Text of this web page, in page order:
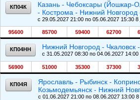
КП04К
Казань - Чебоксары (Йошкар-
- Кострома - Нижний Новгород
c 29.05.2027 21:00 по 05.06.2027 15:30
95600 85700 59400 62700
КП04НН Нижний Новгород -
c 31.05.2027 08:30 по 04.06.2027
56900 51000 35300 37300
КП04Я
Ярославль - Рыбинск -
Козьмодемьянск - Нижний
c 01.06.2027 21:00 по 08.06.2027 13:00